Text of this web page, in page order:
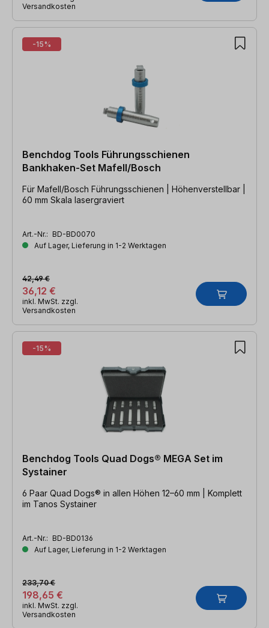
Versandkosten
-15%
Benchdog Tools Führungsschienen
Bankhaken-Set Mafell/Bosch
Für Mafell/Bosch Führungsschienen | Höhenverstellbar |
60 mm Skala lasergraviert
Art.-Nr.: BD-BD0070
Auf Lager, Lieferung in 1-2 Werktagen
36,12 €
42,49 €
inkl. MwSt. zzgl.
Versandkosten
-15%
Benchdog Tools Quad Dogs® MEGA Set im
Systainer
6 Paar Quad Dogs® in allen Höhen 12–60 mm | Komplett
im Tanos Systainer
Art.-Nr.: BD-BD0136
Auf Lager, Lieferung in 1-2 Werktagen
198,65 €
233,70 €
inkl. MwSt. zzgl.
Versandkosten